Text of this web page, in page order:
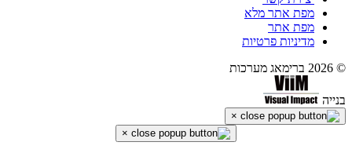
מפת אתר מלא
מפת אתר
מדיניות פרטיות
© 2026 ברימאג מערכות
בנייה
×
×